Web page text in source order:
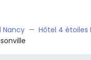
Nancy
Hôtel 4 étoiles